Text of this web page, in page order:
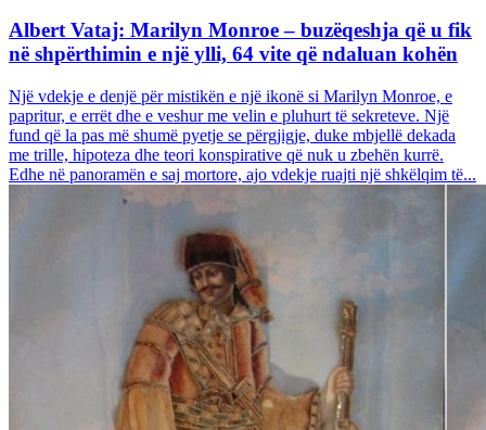
Albert Vataj: Marilyn Monroe – buzëqeshja që u fik
në shpërthimin e një ylli, 64 vite që ndaluan kohën
Një vdekje e denjë për mistikën e një ikonë si Marilyn Monroe, e
papritur, e errët dhe e veshur me velin e pluhurt të sekreteve. Një
fund që la pas më shumë pyetje se përgjigje, duke mbjellë dekada
me trille, hipoteza dhe teori konspirative që nuk u zbehën kurrë.
Edhe në panoramën e saj mortore, ajo vdekje ruajti një shkëlqim të...